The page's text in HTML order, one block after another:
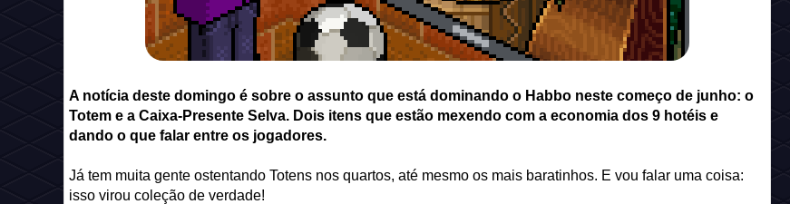
A notícia deste domingo é sobre o assunto que está dominando o Habbo neste começo de junho: o
Totem e a Caixa-Presente Selva. Dois itens que estão mexendo com a economia dos 9 hotéis e
dando o que falar entre os jogadores.
Já tem muita gente ostentando Totens nos quartos, até mesmo os mais baratinhos. E vou falar uma coisa:
isso virou coleção de verdade!